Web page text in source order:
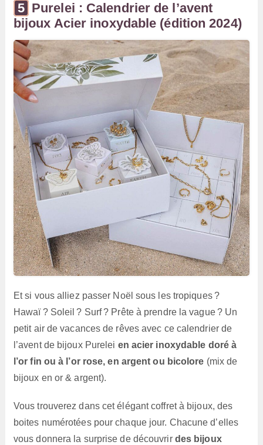
Purelei : Calendrier de l’avent
bijoux Acier inoxydable (édition 2024)
Et si vous alliez passer Noël sous les tropiques ?
Hawaï ? Soleil ? Surf ? Prête à prendre la vague ? Un
petit air de vacances de rêves avec ce calendrier de
l’avent de bijoux Purelei en acier inoxydable doré à
l’or fin ou à l’or rose, en argent ou bicolore (mix de
bijoux en or & argent).
Vous trouverez dans cet élégant coffret à bijoux, des
boites numérotées pour chaque jour. Chacune d’elles
vous donnera la surprise de découvrir des bijoux